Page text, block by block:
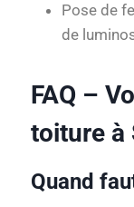
Pose de
de
FAQ –
toiture à
Quand